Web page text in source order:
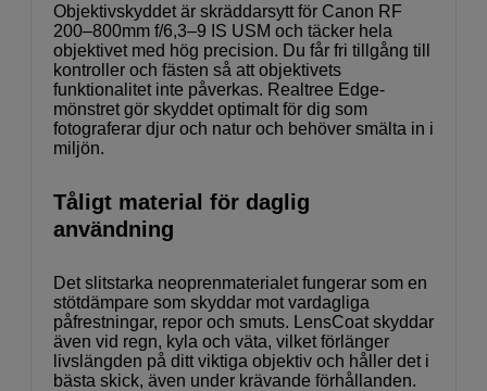
Objektivskyddet är skräddarsytt för Canon RF
200–800mm f/6,3–9 IS USM och täcker hela
objektivet med hög precision. Du får fri tillgång till
kontroller och fästen så att objektivets
funktionalitet inte påverkas. Realtree Edge-
mönstret gör skyddet optimalt för dig som
fotograferar djur och natur och behöver smälta in i
miljön.
Tåligt material för daglig
användning
Det slitstarka neoprenmaterialet fungerar som en
stötdämpare som skyddar mot vardagliga
påfrestningar, repor och smuts. LensCoat skyddar
även vid regn, kyla och väta, vilket förlänger
livslängden på ditt viktiga objektiv och håller det i
bästa skick, även under krävande förhållanden.